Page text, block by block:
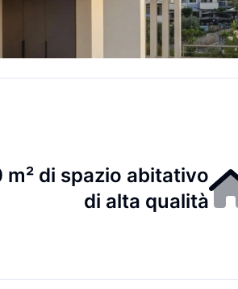
m² di spazio abitativo
di alta qualità